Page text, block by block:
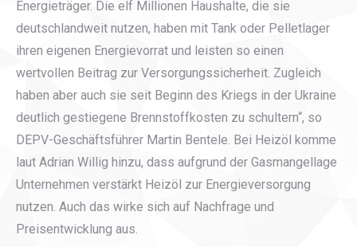
Energieträger. Die elf Millionen Haushalte, die sie
deutschlandweit nutzen, haben mit Tank oder Pelletlager
ihren eigenen Energievorrat und leisten so einen
wertvollen Beitrag zur Versorgungssicherheit. Zugleich
haben aber auch sie seit Beginn des Kriegs in der Ukraine
deutlich gestiegene Brennstoffkosten zu schultern“, so
DEPV-Geschäftsführer Martin Bentele. Bei Heizöl komme
laut Adrian Willig hinzu, dass aufgrund der Gasmangellage
Unternehmen verstärkt Heizöl zur Energieversorgung
nutzen. Auch das wirke sich auf Nachfrage und
Preisentwicklung aus.